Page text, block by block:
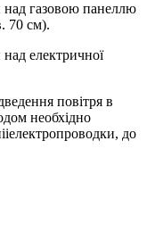
над газовою панеллю
70 см).
електричної
повітря в
необхідно
до